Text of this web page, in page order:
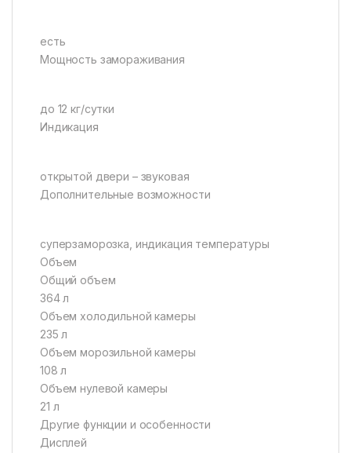
есть
Мощность замораживания
до 12 кг/cутки
Индикация
открытой двери – звуковая
Дополнительные возможности
суперзаморозка, индикация температуры
Объем
Общий объем
364 л
Объем холодильной камеры
235 л
Объем морозильной камеры
108 л
Объем нулевой камеры
21 л
Другие функции и особенности
Дисплей